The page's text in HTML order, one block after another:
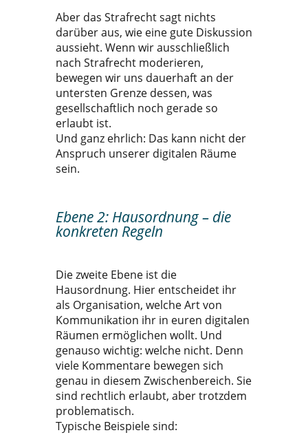
Aber das Strafrecht sagt nichts
darüber aus, wie eine gute Diskussion
aussieht. Wenn wir ausschließlich
nach Strafrecht moderieren,
bewegen wir uns dauerhaft an der
untersten Grenze dessen, was
gesellschaftlich noch gerade so
erlaubt ist.
Und ganz ehrlich: Das kann nicht der
Anspruch unserer digitalen Räume
sein.
Ebene 2: Hausordnung – die
konkreten Regeln
Die zweite Ebene ist die
Hausordnung. Hier entscheidet ihr
als Organisation, welche Art von
Kommunikation ihr in euren digitalen
Räumen ermöglichen wollt. Und
genauso wichtig: welche nicht. Denn
viele Kommentare bewegen sich
genau in diesem Zwischenbereich. Sie
sind rechtlich erlaubt, aber trotzdem
problematisch.
Typische Beispiele sind: